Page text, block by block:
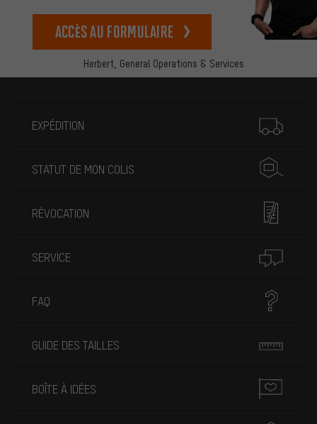
Herbert, General Operations & Services
Accès au formulaire
EXPÉDITION
STATUT DE MON COLIS
RÉVOCATION
SERVICE
FAQ
GUIDE DES TAILLES
BOÎTE À IDÉES